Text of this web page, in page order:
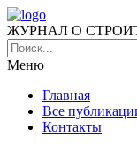
ЖУРНАЛ О
Меню
Главная
Все
Контакты